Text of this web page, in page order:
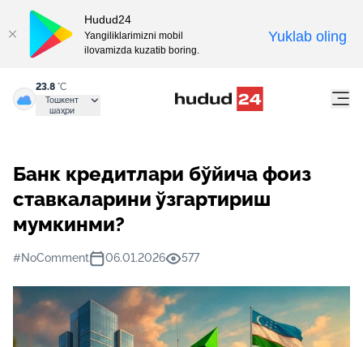
23.8 °C
Тошкент
шаҳри
Банк кредитлари бўйича фоиз
ставкаларини ўзгартириш
мумкинми?
#NoComment 06.01.2026 577
Hudud24
Yangiliklarimizni mobil
ilovamizda kuzatib boring.
Yuklab oling